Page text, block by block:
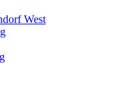
West